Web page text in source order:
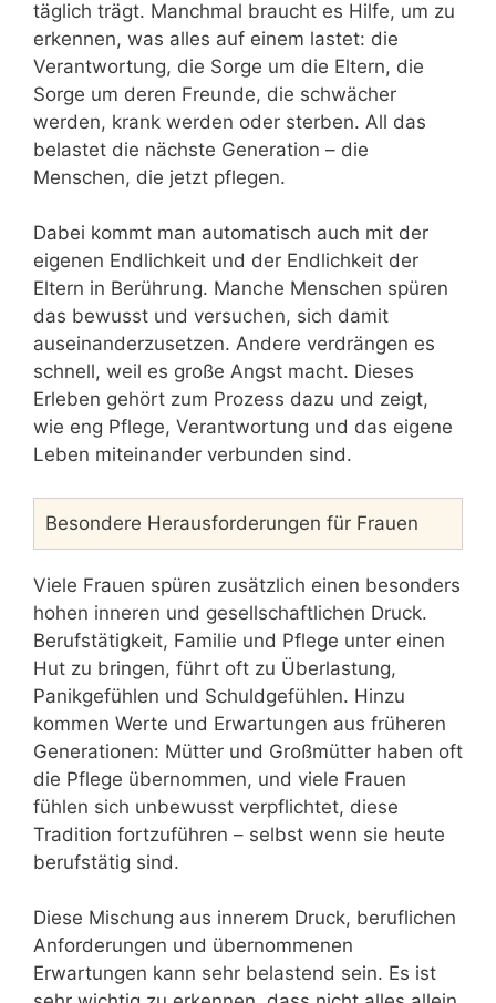
täglich trägt. Manchmal braucht es Hilfe, um zu
erkennen, was alles auf einem lastet: die
Verantwortung, die Sorge um die Eltern, die
Sorge um deren Freunde, die schwächer
werden, krank werden oder sterben. All das
belastet die nächste Generation – die
Menschen, die jetzt pflegen.
Dabei kommt man automatisch auch mit der
eigenen Endlichkeit und der Endlichkeit der
Eltern in Berührung. Manche Menschen spüren
das bewusst und versuchen, sich damit
auseinanderzusetzen. Andere verdrängen es
schnell, weil es große Angst macht. Dieses
Erleben gehört zum Prozess dazu und zeigt,
wie eng Pflege, Verantwortung und das eigene
Leben miteinander verbunden sind.
Besondere Herausforderungen für Frauen
Viele Frauen spüren zusätzlich einen besonders
hohen inneren und gesellschaftlichen Druck.
Berufstätigkeit, Familie und Pflege unter einen
Hut zu bringen, führt oft zu Überlastung,
Panikgefühlen und Schuldgefühlen. Hinzu
kommen Werte und Erwartungen aus früheren
Generationen: Mütter und Großmütter haben oft
die Pflege übernommen, und viele Frauen
fühlen sich unbewusst verpflichtet, diese
Tradition fortzuführen – selbst wenn sie heute
berufstätig sind.
Diese Mischung aus innerem Druck, beruflichen
Anforderungen und übernommenen
Erwartungen kann sehr belastend sein. Es ist